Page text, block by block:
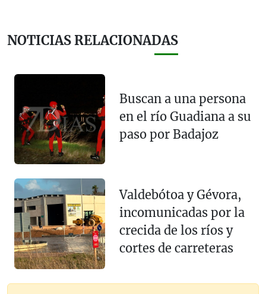
NOTICIAS RELACIONADAS
Buscan a una persona
en el río Guadiana a su
paso por Badajoz
Valdebótoa y Gévora,
incomunicadas por la
crecida de los ríos y
cortes de carreteras